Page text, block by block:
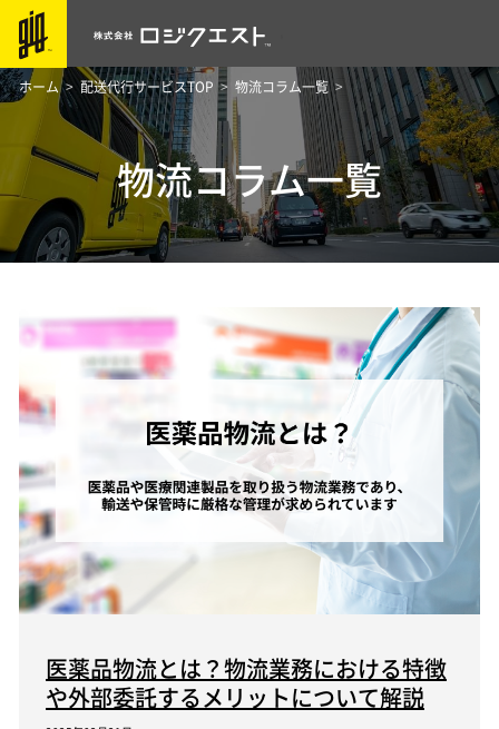
物流コラム一覧
ホーム 配送代行サービスTOP 物流コラム一覧
医薬品物流とは？物流業務における特徴
や外部委託するメリットについて解説